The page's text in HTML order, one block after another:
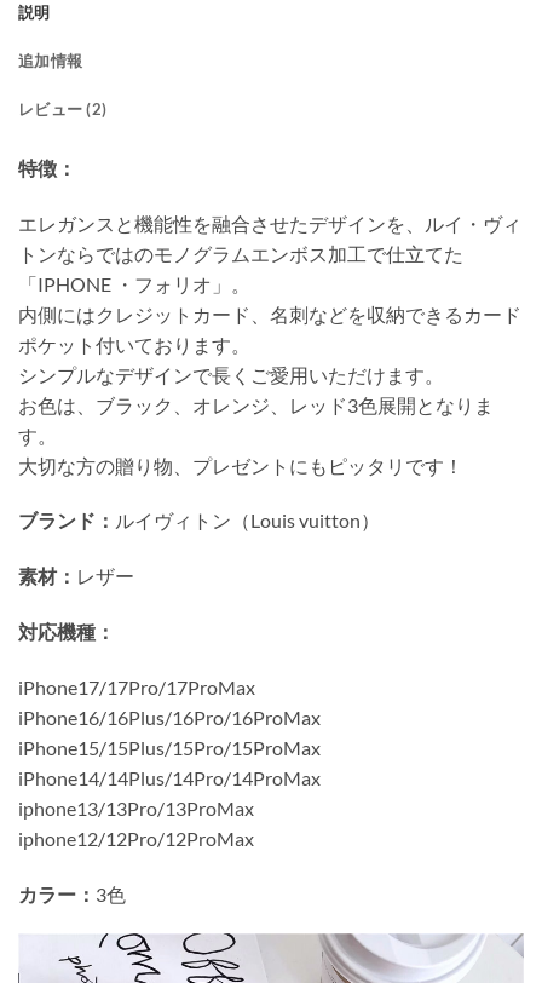
説明
追加情報
レビュー (2)
特徴：
エレガンスと機能性を融合させたデザインを、ルイ・ヴィ
トンならではのモノグラムエンボス加工で仕立てた
「IPHONE ・フォリオ」。
内側にはクレジットカード、名刺などを収納できるカード
ポケット付いております。
シンプルなデザインで長くご愛用いただけます。
お色は、ブラック、オレンジ、レッド3色展開となりま
す。
大切な方の贈り物、プレゼントにもピッタリです！
ブランド： ルイヴィトン（Louis vuitton）
素材： レザー
対応機種：
iPhone17/17Pro/17ProMax
iPhone16/16Plus/16Pro/16ProMax
iPhone15/15Plus/15Pro/15ProMax
iPhone14/14Plus/14Pro/14ProMax
iphone13/13Pro/13ProMax
iphone12/12Pro/12ProMax
カラー： 3色